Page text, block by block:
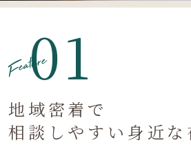
01
Feature
地域密着で
相談しやすい身近な